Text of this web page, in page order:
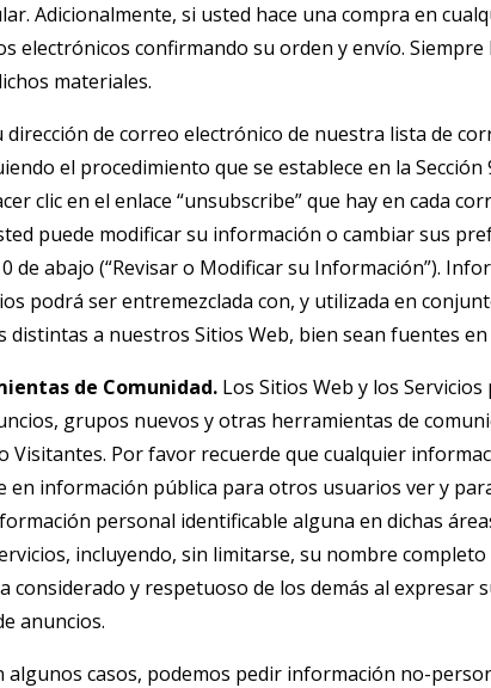
Adicionalmente, si usted hace una compra en
electrónicos confirmando su orden y envío.
materiales.
de correo electrónico de nuestra lista de
el procedimiento que se establece en la Sección
clic en el enlace “unsubscribe” que hay en cada
puede modificar su información o cambiar sus
de abajo (“Revisar o Modificar su Información”).
podrá ser entremezclada con, y utilizada en
distintas a nuestros Sitios Web, bien sean fuentes
de Comunidad.Los Sitios Web y los
grupos nuevos y otras herramientas de
Visitantes. Por favor recuerde que cualquier
en información pública para otros usuarios ver y
personal identificable alguna en dichas
incluyendo, sin limitarse, su nombre
considerado y respetuoso de los demás al expresar
anuncios.
algunos casos, podemos pedir información no-